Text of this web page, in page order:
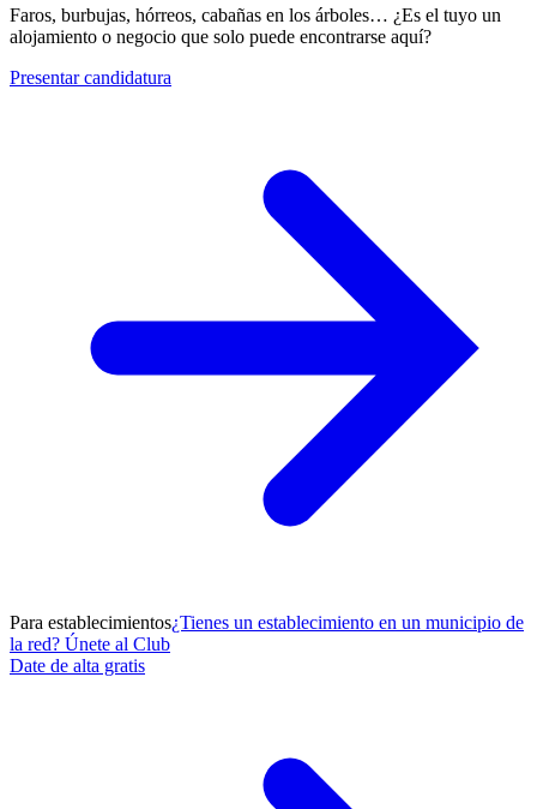
Faros, burbujas, hórreos, cabañas en los árboles… ¿Es el tuyo un
alojamiento o negocio que solo puede encontrarse aquí?
Presentar candidatura
Para establecimientos¿Tienes un establecimiento en un municipio de
la red? Únete al Club
Date de alta gratis